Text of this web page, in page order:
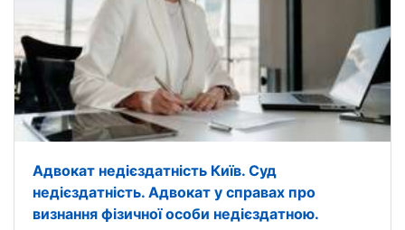
Адвокат недієздатність Київ. Суд
недієздатність. Адвокат у справах про
визнання фізичної особи недієздатною.